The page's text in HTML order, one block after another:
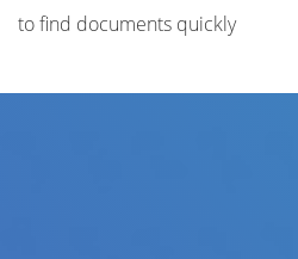
to find documents quickly